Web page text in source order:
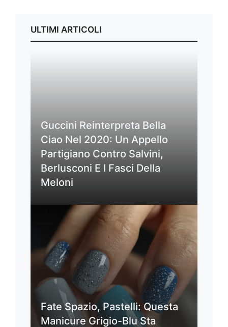
ULTIMI ARTICOLI
Guccini Reinterpreta Bella
Ciao Nel 2020: Un Appello
Partigiano Contro Salvini,
Berlusconi E I Fasci Della
Meloni
Fate Spazio, Pastelli: Questa
Manicure Grigio-Blu Sta